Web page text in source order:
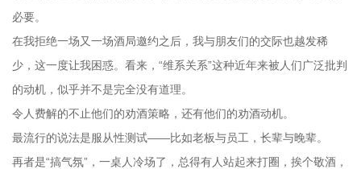
必要。
在我拒绝一场又一场酒局邀约之后，我与朋友们的交际也越发稀
少，这一度让我困惑。看来，“维系关系”这种近年来被人们广泛批判
的动机，似乎并不是完全没有道理。
令人费解的不止他们的劝酒策略，还有他们的劝酒动机。
最流行的说法是服从性测试——比如老板与员工，长辈与晚辈。
再者是“搞气氛”，一桌人冷场了，总得有人站起来打圈，挨个敬酒，